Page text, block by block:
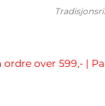
ordre over 599,- |